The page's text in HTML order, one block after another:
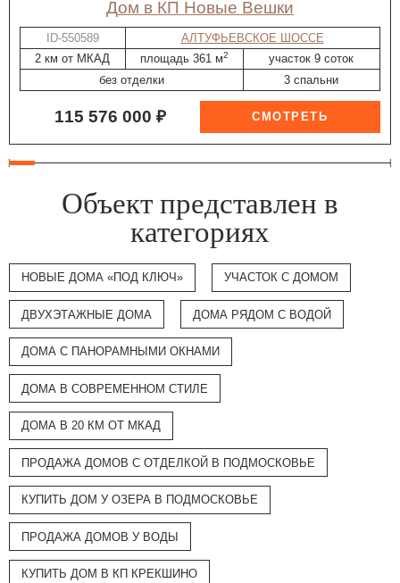
дом в КП Новые Вешки
ID-550589
АЛТУФЬЕВСКОЕ ШОССЕ
2 км от МКАД
площадь 361 м2
участок 9 соток
без отделки
3 спальни
115 576 000 ₽
Объект представлен в
категориях
НОВЫЕ ДОМА «ПОД КЛЮЧ» УЧАСТОК С ДОМОМ
ДВУХЭТАЖНЫЕ ДОМА ДОМА РЯДОМ С ВОДОЙ
ДОМА С ПАНОРАМНЫМИ ОКНАМИ
ДОМА В СОВРЕМЕННОМ СТИЛЕ
ДОМА В 20 КМ ОТ МКАД
ПРОДАЖА ДОМОВ С ОТДЕЛКОЙ В ПОДМОСКОВЬЕ
КУПИТЬ ДОМ У ОЗЕРА В ПОДМОСКОВЬЕ
ПРОДАЖА ДОМОВ У ВОДЫ
КУПИТЬ ДОМ В КП КРЕКШИНО